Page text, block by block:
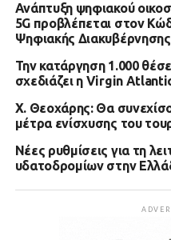
Ανάπτυξη ψηφιακού
5G προβλέπεται στον
Ψηφιακής Διακυβέρνησης
Την κατάργηση 1.000
σχεδιάζει η Virgin
Χ. Θεοχάρης: Θα
μέτρα ενίσχυσης του
Νέες ρυθμίσεις για τη
υδατοδρομίων στην